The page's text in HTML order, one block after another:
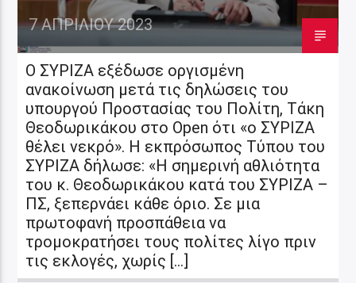
7 ΑΠΡΙΛΊΟΥ 2023
Ο ΣΥΡΙΖΑ εξέδωσε οργισμένη
ανακοίνωση μετά τις δηλώσεις του
υπουργού Προστασίας του Πολίτη, Τάκη
Θεοδωρικάκου στο Open ότι «ο ΣΥΡΙΖΑ
θέλει νεκρό». Η εκπρόσωπος Τύπου του
ΣΥΡΙΖΑ δήλωσε: «Η σημερινή αθλιότητα
του κ. Θεοδωρικάκου κατά του ΣΥΡΙΖΑ –
ΠΣ, ξεπερνάει κάθε όριο. Σε μια
πρωτοφανή προσπάθεια να
τρομοκρατήσει τους πολίτες λίγο πριν
τις εκλογές, χωρίς […]